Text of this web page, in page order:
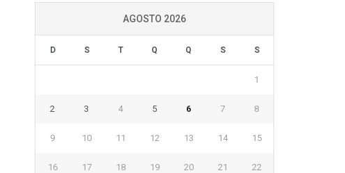
AGOSTO 2026
D S T Q Q S S
1
2 3 4 5 6 7 8
9 10 11 12 13 14 15
16 17 18 19 20 21 22